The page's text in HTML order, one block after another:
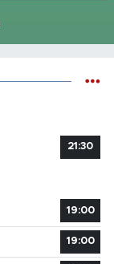
21:30
19:00
19:00